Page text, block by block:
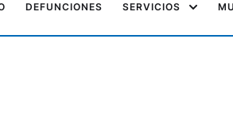
DEFUNCIONES SERVICIOS